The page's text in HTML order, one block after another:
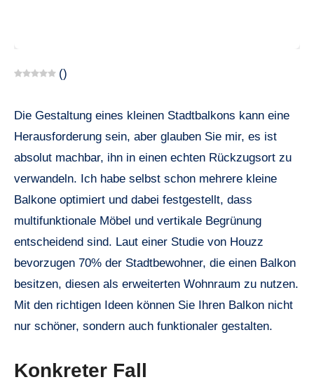
()
Die Gestaltung eines kleinen Stadtbalkons kann eine
Herausforderung sein, aber glauben Sie mir, es ist
absolut machbar, ihn in einen echten Rückzugsort zu
verwandeln. Ich habe selbst schon mehrere kleine
Balkone optimiert und dabei festgestellt, dass
multifunktionale Möbel und vertikale Begrünung
entscheidend sind. Laut einer Studie von Houzz
bevorzugen 70% der Stadtbewohner, die einen Balkon
besitzen, diesen als erweiterten Wohnraum zu nutzen.
Mit den richtigen Ideen können Sie Ihren Balkon nicht
nur schöner, sondern auch funktionaler gestalten.
Konkreter Fall